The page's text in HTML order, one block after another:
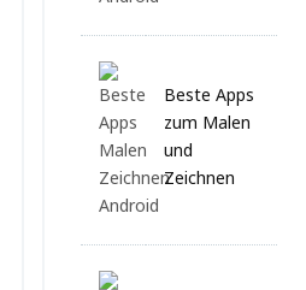
Beste Apps
zum Malen
und
Zeichnen